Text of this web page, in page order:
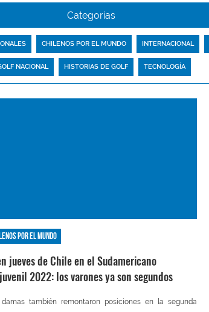
Categorías
CHILENOS POR EL MUNDO INTERNACIONAL
NACIONAL HISTORIAS DE GOLF TECNOLOGÍA
por el mundo
jueves de Chile en el Sudamericano
2022: los varones ya son segundos
damas también remontaron posiciones en la segunda